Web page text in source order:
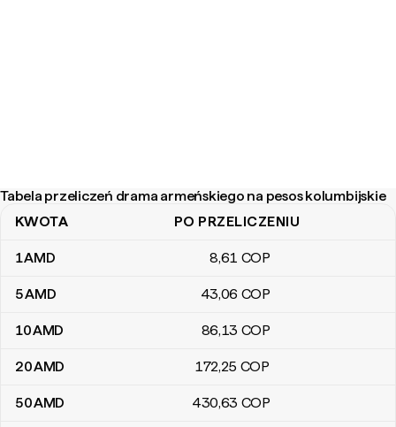
Tabela przeliczeń drama armeńskiego na pesos kolumbijskie
Tabela przeliczeń drama armeńskiego na pesos kolumbijskie
KWOTA PO PRZELICZENIU
1AMD 8,61 COP
5AMD 43,06 COP
10AMD 86,13 COP
20AMD 172,25 COP
50AMD 430,63 COP